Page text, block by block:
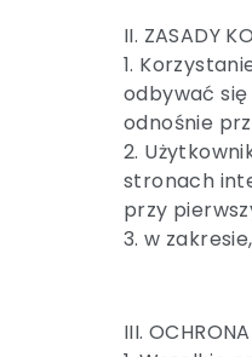
II. ZASADY
1.
odbywać
odnośnie
2.
stronach
przy
3. w
III.